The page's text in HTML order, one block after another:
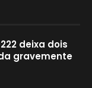
deixa dois
gravemente